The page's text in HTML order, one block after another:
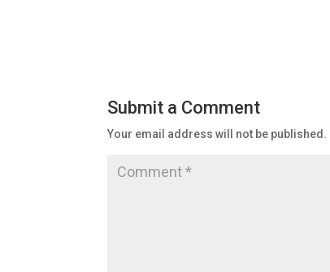
Submit a Comment
Your email address will not be published.